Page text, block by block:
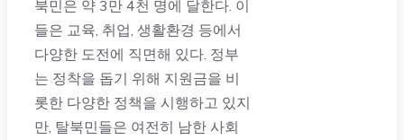
북민은 약 3만 4천 명에 달한다. 이
들은 교육, 취업, 생활환경 등에서
다양한 도전에 직면해 있다. 정부
는 정착을 돕기 위해 지원금을 비
롯한 다양한 정책을 시행하고 있지
만, 탈북민들은 여전히 남한 사회